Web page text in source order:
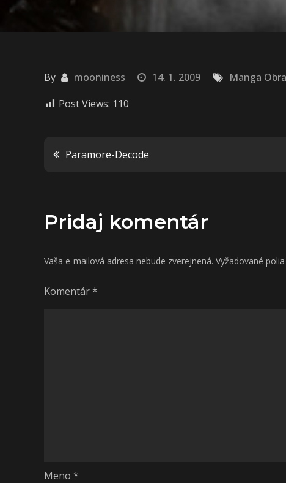
By mooniness 14. 1. 2009 Manga
Post Views: 110
Navigácia
článku
Paramore-Decode
Pridaj komentár
Vaša e-mailová adresa nebude zverejnená. Vyžadované
Komentár*
Meno *